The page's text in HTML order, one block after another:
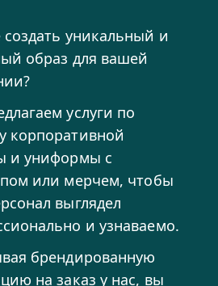
создать уникальный и
образ для вашей
услуги по
корпоративной
и униформы с
или мерчем, чтобы
выглядел
и узнаваемо.
брендированную
на заказ у нас, вы